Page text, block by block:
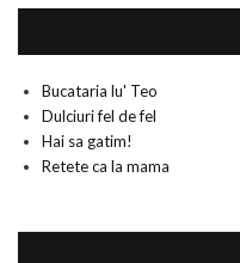
Bucataria lu' Teo
Dulciuri fel de fel
Hai sa gatim!
Retete ca la mama